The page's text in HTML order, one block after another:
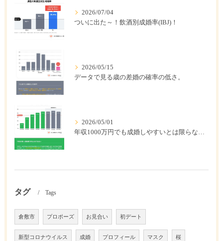
2026/07/04
ついに出た～！飲酒別成婚率(IBJ)！
2026/05/15
データで見る歳の差婚の確率の低さ。
2026/05/01
年収1000万円でも成婚しやすいとは限らない? 「年収帯別の成婚率」のリアル
タグ Tags
倉敷市 プロポーズ お見合い 初デート
新型コロナウイルス 成婚 プロフィール マスク 桜